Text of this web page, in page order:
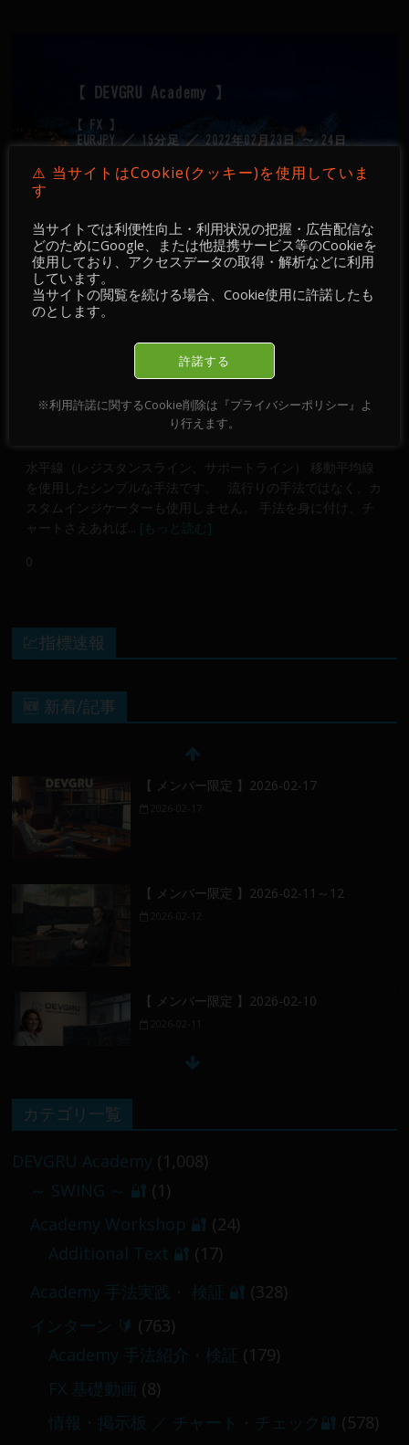
Academy 手法実践・ 検証 🔐
【 DEVGRU Academy 】【 FX 】
EURJPY ／ 15分足 ／ 2022年02月23日
MOB 2173 Views EUR/JPY
、フィボナッチ、レジサポ、手法解説、水平線、移動平均線 、
水平線（レジスタンスライン、サポートライン） 移動平均線
を使用したシンプルな手法です。 流行りの手法ではなく、カ
スタムインジケーターも使用しません。 手法を身に付け、チ
ャートさえあれば... [もっと読む]
0
💹指標速報
🆕 新着/記事
【 メンバー限定 】2026-02-17
【 メンバー限定 】2026-02-11～12
【 メンバー限定 】2026-02-10
／
【 メンバー限定 】2026-03-05～06
カテゴリ一覧
DEVGRU Academy (1,008)
～ SWING ～ 🔐 (1)
Academy Workshop 🔐 (24)
Additional Text 🔐 (17)
Academy 手法実践・ 検証 🔐 (328)
インターン 🔰 (763)
Academy 手法紹介・検証 (179)
FX 基礎動画 (8)
情報・掲示板 ／ チャート・チェック🔐 (578)
⚠️ 当サイトはCookie(クッキー)を使用していま
す
当サイトでは利便性向上・利用状況の把握・広告配信な
どのためにGoogle、または他提携サービス等のCookieを
使用しており、アクセスデータの取得・解析などに利用
しています。
当サイトの閲覧を続ける場合、Cookie使用に許諾したも
のとします。
許諾する
※利用許諾に関するCookie削除は『プライバシーポリシー』よ
り行えます。